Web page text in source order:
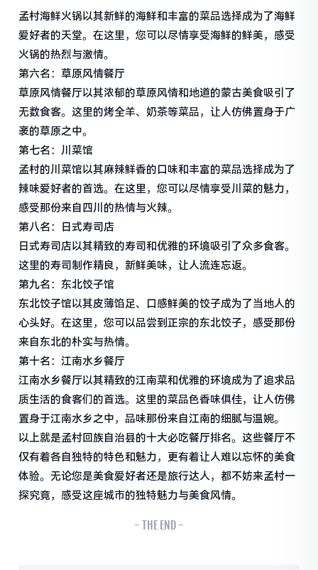
孟村海鲜火锅以其新鲜的海鲜和丰富的菜品选择成为了海鲜
爱好者的天堂。在这里，您可以尽情享受海鲜的鲜美，感受
火锅的热烈与激情。
第六名：草原风情餐厅
草原风情餐厅以其浓郁的草原风情和地道的蒙古美食吸引了
无数食客。这里的烤全羊、奶茶等菜品，让人仿佛置身于广
袤的草原之中。
第七名：川菜馆
孟村的川菜馆以其麻辣鲜香的口味和丰富的菜品选择成为了
辣味爱好者的首选。在这里，您可以尽情享受川菜的魅力，
感受那份来自四川的热情与火辣。
第八名：日式寿司店
日式寿司店以其精致的寿司和优雅的环境吸引了众多食客。
这里的寿司制作精良，新鲜美味，让人流连忘返。
第九名：东北饺子馆
东北饺子馆以其皮薄馅足、口感鲜美的饺子成为了当地人的
心头好。在这里，您可以品尝到正宗的东北饺子，感受那份
来自东北的朴实与热情。
第十名：江南水乡餐厅
江南水乡餐厅以其精致的江南菜和优雅的环境成为了追求品
质生活的食客们的首选。这里的菜品色香味俱佳，让人仿佛
置身于江南水乡之中，品味那份来自江南的细腻与温婉。
以上就是孟村回族自治县的十大必吃餐厅排名。这些餐厅不
仅有着各自独特的特色和魅力，更有着让人难以忘怀的美食
体验。无论您是美食爱好者还是旅行达人，都不妨来孟村一
探究竟，感受这座城市的独特魅力与美食风情。
- THE END -